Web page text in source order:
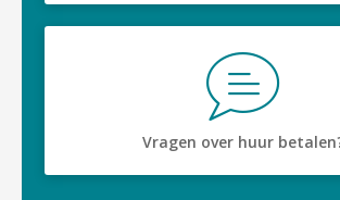
Vragen over huur